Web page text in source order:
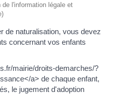
l'information légale et
de naturalisation, vous devez
concernant vos enfants
mairie/droits-demarches/?
a> de chaque enfant,
le jugement d'adoption